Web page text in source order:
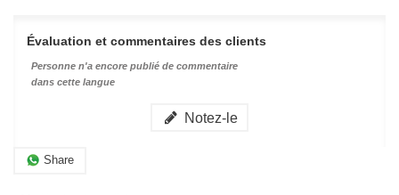
Évaluation et commentaires des clients
Personne n'a encore publié de commentaire
dans cette langue
Notez-le
Share